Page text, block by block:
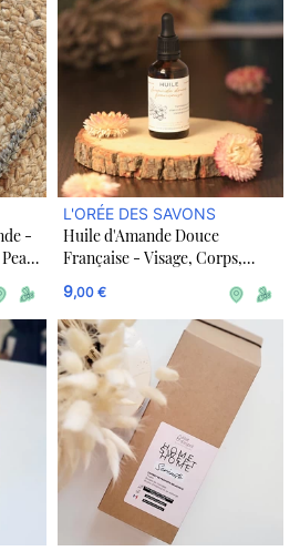
-
L'ORÉE DES SAVONS
Huile d'Amande Douce
Française - Visage, Corps,
Cheveux - Peau sèche sensible
9,00 €